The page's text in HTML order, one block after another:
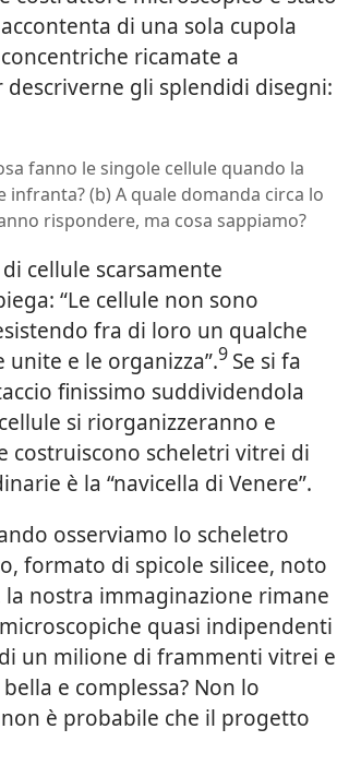
di una sola cupola
ricamate a
gli splendidi disegni:
fanno le singole cellule quando la
(b) A quale domanda circa lo
rispondere, ma cosa sappiamo?
cellule scarsamente
“Le cellule non sono
fra di loro un qualche
e le organizza”.9 Se si fa
finissimo suddividendola
si riorganizzeranno e
costruiscono scheletri vitrei di
è la “navicella di Venere”.
osserviamo lo scheletro
formato di spicole silicee, noto
la nostra immaginazione rimane
quasi indipendenti
un milione di frammenti vitrei e
e complessa? Non lo
è probabile che il progetto